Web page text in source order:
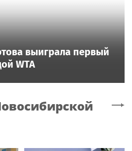
выиграла первый
WTA